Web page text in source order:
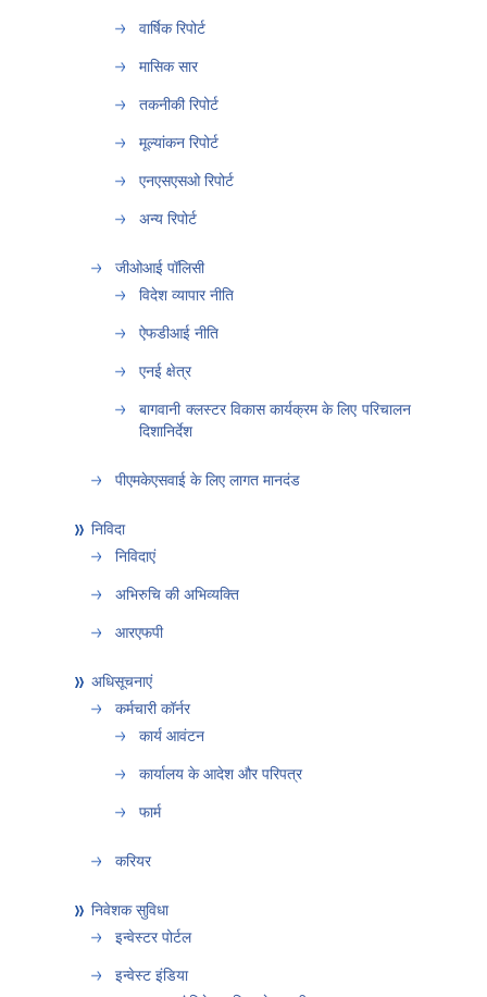
वार्षिक रिपोर्ट
मासिक सार
तकनीकी रिपोर्ट
मूल्यांकन रिपोर्ट
एनएसएसओ रिपोर्ट
अन्य रिपोर्ट
जीओआई पॉलिसी
विदेश व्यापार नीति
ऐफडीआई नीति
एनई क्षेत्र
बागवानी क्लस्टर विकास कार्यक्रम के लिए परिचालन
दिशानिर्देश
पीएमकेएसवाई के लिए लागत मानदंड
निविदा
निविदाएं
अभिरुचि की अभिव्यक्ति
आरएफपी
अधिसूचनाएं
कर्मचारी कॉर्नर
कार्य आवंटन
कार्यालय के आदेश और परिपत्र
फार्म
करियर
निवेशक सुविधा
इन्वेस्टर पोर्टल
इन्वेस्ट इंडिया